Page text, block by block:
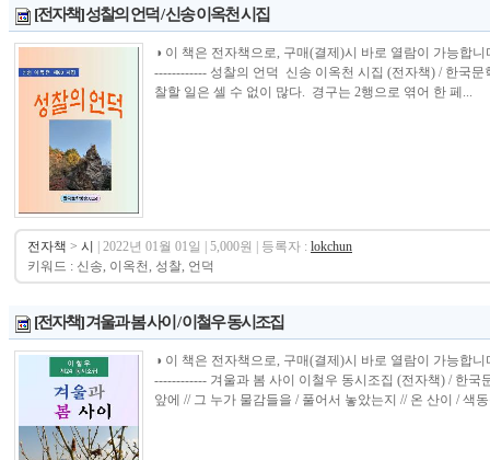
[전자책] 성찰의 언덕 / 신송 이옥천 시집
◑ 이 책은 전자책으로, 구매(결제)시 바로 열람이 가능합
------------ 성찰의 언덕 신송 이옥천 시집 (전자책) / 한국
찰할 일은 셀 수 없이 많다. 경구는 2행으로 엮어 한 페...
전자책 > 시 | 2022년 01월 01일 | 5,000원 | 등록자 : lokchun
키워드 : 신송, 이옥천, 성찰, 언덕
[전자책] 겨울과 봄 사이 / 이철우 동시조집
◑ 이 책은 전자책으로, 구매(결제)시 바로 열람이 가능합
------------ 겨울과 봄 사이 이철우 동시조집 (전자책) / 한국
앞에 // 그 누가 물감들을 / 풀어서 놓았는지 // 온 산이 / 색